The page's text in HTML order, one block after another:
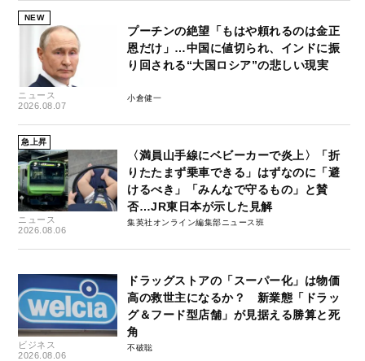
NEW
ニュース
2026.08.07
プーチンの絶望「もはや頼れるのは金正
恩だけ」…中国に値切られ、インドに振
り回される“大国ロシア”の悲しい現実
小倉健一
急上昇
ニュース
2026.08.06
〈満員山手線にベビーカーで炎上〉「折
りたたまず乗車できる」はずなのに「避
けるべき」「みんなで守るもの」と賛
否…JR東日本が示した見解
集英社オンライン編集部ニュース班
ビジネス
2026.08.06
ドラッグストアの「スーパー化」は物価
高の救世主になるか？ 新業態「ドラッ
グ＆フード型店舗」が見据える勝算と死
角
不破聡